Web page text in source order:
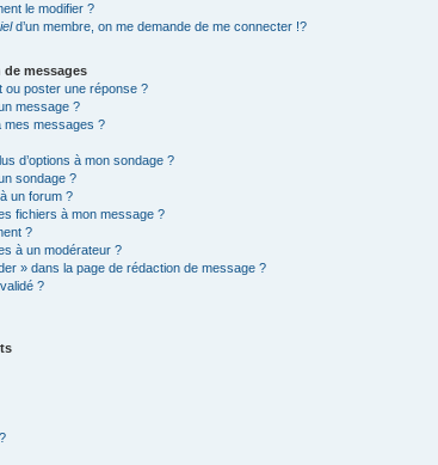
le modifier ?
d’un membre, on me demande de me connecter !?
messages
ou poster une réponse ?
message ?
mes messages ?
d’options à mon sondage ?
sondage ?
un forum ?
fichiers à mon message ?
?
à un modérateur ?
» dans la page de rédaction de message ?
?